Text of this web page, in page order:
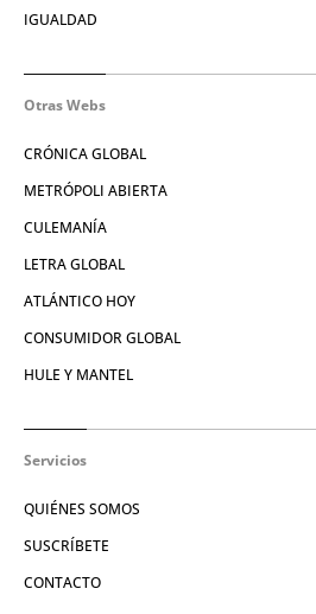
IGUALDAD
Otras Webs
CRÓNICA GLOBAL
METRÓPOLI ABIERTA
CULEMANÍA
LETRA GLOBAL
ATLÁNTICO HOY
CONSUMIDOR GLOBAL
HULE Y MANTEL
Servicios
QUIÉNES SOMOS
SUSCRÍBETE
CONTACTO